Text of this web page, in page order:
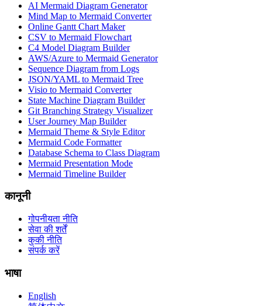
AI Mermaid Diagram Generator
Mind Map to Mermaid Converter
Online Gantt Chart Maker
CSV to Mermaid Flowchart
C4 Model Diagram Builder
AWS/Azure to Mermaid Generator
Sequence Diagram from Logs
JSON/YAML to Mermaid Tree
Visio to Mermaid Converter
State Machine Diagram Builder
Git Branching Strategy Visualizer
User Journey Map Builder
Mermaid Theme & Style Editor
Mermaid Code Formatter
Database Schema to Class Diagram
Mermaid Presentation Mode
Mermaid Timeline Builder
कानूनी
गोपनीयता नीति
सेवा की शर्तें
कुकी नीति
संपर्क करें
भाषा
English